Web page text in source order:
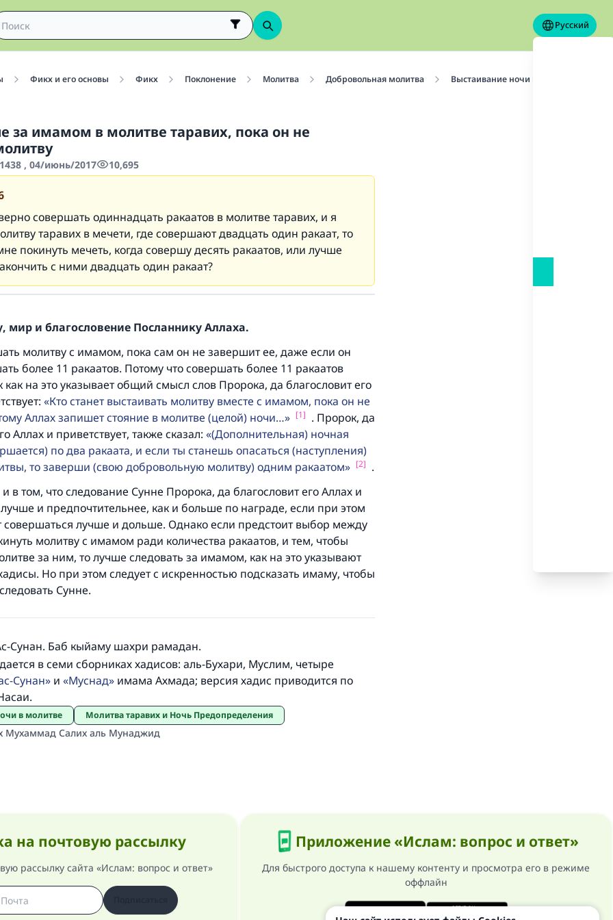
Русский
Фикх и его основы Фикх Поклонение Молитва Добровольная молитва Выстаивание ночи в молитве
за имамом в молитве таравих, пока он не
, 04/июнь/2017 10,695
совершать одиннадцать ракаатов в молитве таравих, и я
таравих в мечети, где совершают двадцать один ракаат, то
мне покинуть мечеть, когда совершу десять ракаатов, или лучше
с ними двадцать один ракаат?
мир и благословение Посланнику Аллаха.
молитву с имамом, пока сам он не завершит ее, даже если он
более 11 ракаатов. Потому что совершать более 11 ракаатов
как на это указывает общий смысл слов Пророка, да благословит его
Кто станет выстаивать молитву вместе с имамом, пока он не
Аллах запишет стояние в молитве (целой) ночи…
[1] . Пророк, да
Аллах и приветствует, также сказал: (Дополнительная) ночная
по два ракаата, и если ты станешь опасаться (наступления)
то заверши (свою добровольную молитву) одним ракаатом
[2] .
и в том, что следование Сунне Пророка, да благословит его Аллах и
лучше и предпочтительнее, как и больше по награде, если при этом
совершаться лучше и дольше. Однако если предстоит выбор между
молитву с имамом ради количества ракаатов, и тем, чтобы
за ним, то лучше следовать за имамом, как на это указывают
Но при этом следует с искренностью подсказать имаму, чтобы
Сунне.
Сунан. Баб кыйаму шахри рамадан.
в семи сборниках хадисов: аль-Бухари, Муслим, четыре
Сунан и Муснад имама Ахмада; версия хадис приводится по
в молитве Молитва таравих и Ночь Предопределения
Мухаммад Салих аль Мунаджид
на почтовую рассылку
рассылку сайта «Ислам: вопрос и ответ»
Приложение «Ислам: вопрос и ответ»
Для быстрого доступа к нашему контенту и просмотра его в режиме
оффлайн
№ 110845 помог сохранить брак.
Помогите нам предоставить ответы Умме
Посланник Аллаха, мир ему и благословение, сказал:
на благое (полагается) такая же награда как и
совершившему его»
(МУСЛИМ, № 1893).